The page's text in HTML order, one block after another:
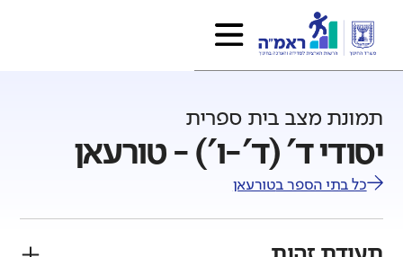
תמונת מצב בית ספרית
יסודי ד' (ד'-ו') - טורעאן
כל בתי הספר בטורעאן